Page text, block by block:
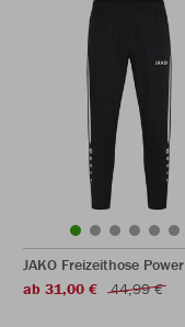
JAKO Freizeithose Power
ab 31,00 €
44,99 €